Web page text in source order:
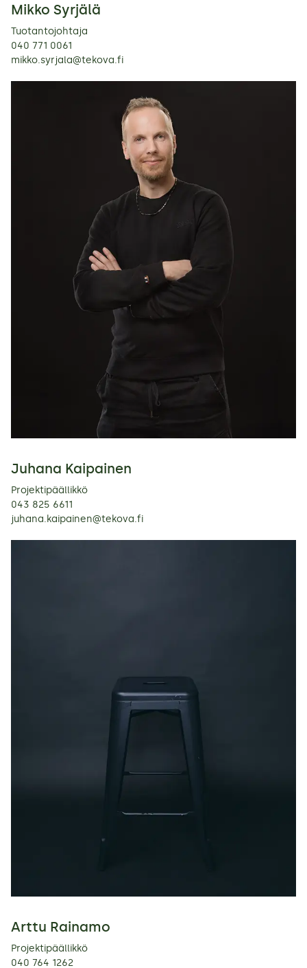
Mikko Syrjälä
Tuotantojohtaja
040 771 0061
mikko.syrjala@tekova.fi
Juhana Kaipainen
Projektipäällikkö
043 825 6611
juhana.kaipainen@tekova.fi
Arttu Rainamo
Projektipäällikkö
040 764 1262